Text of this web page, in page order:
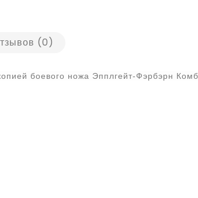
(0)
боевого ножа Эпплгейт-Фэрбэрн